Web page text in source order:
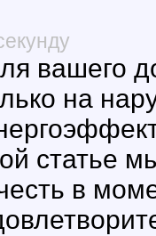
вашего
на
статье
в